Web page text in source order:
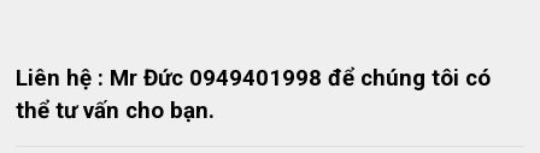
Liên hệ : Mr Đức 0949401998 để chúng tôi có
thể tư vấn cho bạn.